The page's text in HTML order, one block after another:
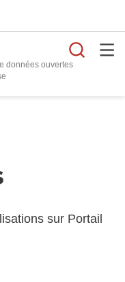
données ouvertes
sur Portail